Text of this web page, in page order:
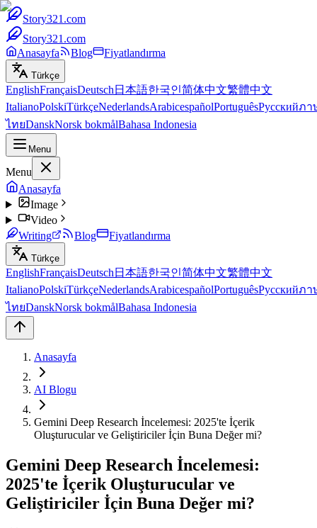
Story321.com
Story321.com
Anasayfa
Blog Fiyatlandırma
Türkçe
EnglishFrançaisDeutsch 日本語한국인简体中文繁體中文
ItalianoPolskiTürkçeNederlandsArabicespañolPortuguêsРусскийภา
ไทยDanskNorsk bokmålBahasa Indonesia
Menu
Menu
Anasayfa
Image
Video
Writing
Blog Fiyatlandırma
Türkçe
EnglishFrançaisDeutsch 日本語한국인简体中文繁體中文
ItalianoPolskiTürkçeNederlandsArabicespañolPortuguêsРусскийภา
ไทยDanskNorsk bokmålBahasa Indonesia
Anasayfa
AI Blogu
Gemini Deep Research İncelemesi: 2025'te İçerik
Oluşturucular ve Geliştiriciler İçin Buna Değer mi?
Gemini Deep Research İncelemesi:
2025'te İçerik Oluşturucular ve
Geliştiriciler İçin Buna Değer mi?